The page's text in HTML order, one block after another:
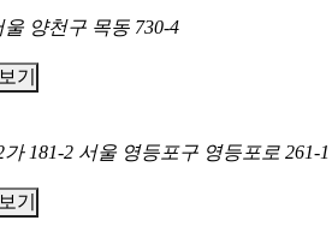
울 양천구 목동 730-4
기
181-2 서울 영등포구 영등포로 261-1
기